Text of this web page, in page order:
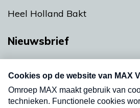
Heel Holland Bakt
Nieuwsbrief
Neem hier een gratis
nieuwsbrief. Elke vrijdag- en
uw mailbox.